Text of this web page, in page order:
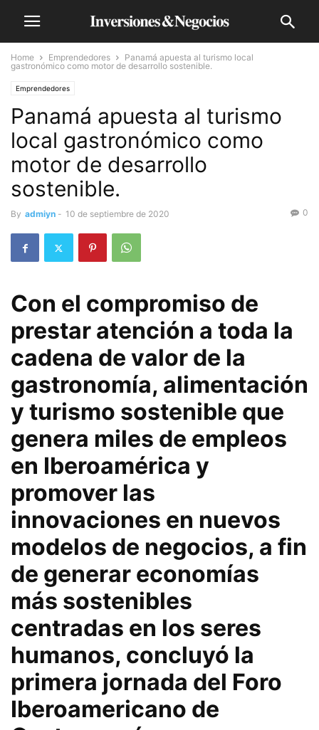
Home Emprendedores
Panamá apuesta al turismo local
gastronómico como motor de desarrollo sostenible.
Emprendedores
Panamá apuesta al turismo
local gastronómico como
motor de desarrollo
sostenible.
By admiyn - 10 de septiembre de 2020 0
Con el compromiso de
prestar atención a toda la
cadena de valor de la
gastronomía, alimentación
y turismo sostenible que
genera miles de empleos
en Iberoamérica y
promover las
innovaciones en nuevos
modelos de negocios, a fin
de generar economías
más sostenibles
centradas en los seres
humanos, concluyó la
primera jornada del Foro
Iberoamericano de